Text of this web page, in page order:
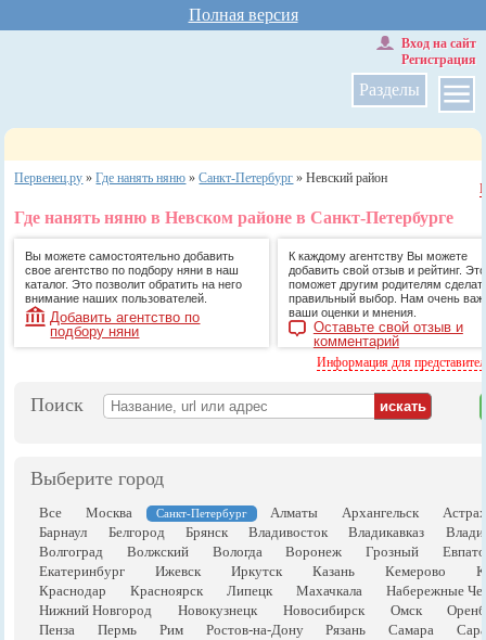
Полная версия
Разделы
Вход на сайт
Регистрация
Первенец.ру »Где нанять няню »Санкт-Петербург »Невский район
Где нанять няню в Невском районе в Санкт-Петербурге
Вы можете самостоятельно добавить
свое агентство по подбору няни в наш
каталог. Это позволит обратить на него
внимание наших пользователей.
Добавить агентство по
подбору няни
К каждому агентству Вы можете
добавить свой отзыв и рейтинг. Это
поможет другим родителям
правильный выбор. Нам очень
ваши оценки и мнения.
Оставьте свой отзыв и
комментарий
Информация для
Поиск
Выберите город
Все Москва Санкт-Петербург Алматы Архангельск
Барнаул
Белгород Брянск Владивосток Владикавказ
Волгоград
Волжский Вологда Воронеж Грозный
Екатеринбург
Ижевск Иркутск Казань Кемерово
Краснодар
Красноярск Липецк Махачкала
Набережные
Нижний Новгород
Новокузнецк Новосибирск Омск
Пенза
Пермь Рим Ростов-на-Дону Рязань Самара